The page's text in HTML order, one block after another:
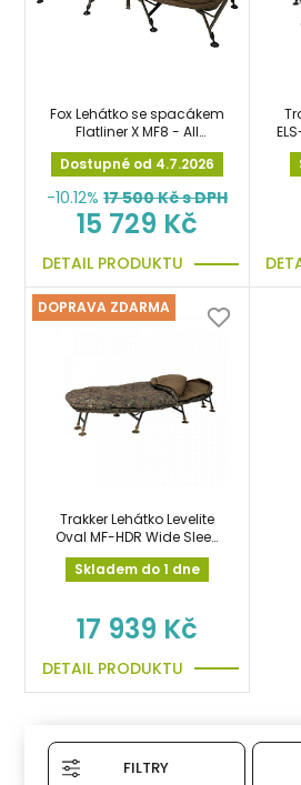
Fox Lehátko se spacákem
Flatliner X MF8 - All
Season System
Dostupné od 4.7.2026
-10.12% 17 500Kč s DPH
15 729 Kč
DETAIL PRODUKTU
DOPRAVA ZDARMA
Trakker Lehátko Levelite
Oval MF-HDR Wide Sleep
System
Skladem do 1 dne
17 939 Kč
DETAIL PRODUKTU
FILTRY